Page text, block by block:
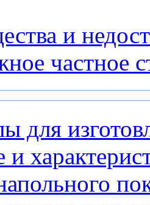
и
частное
для
и